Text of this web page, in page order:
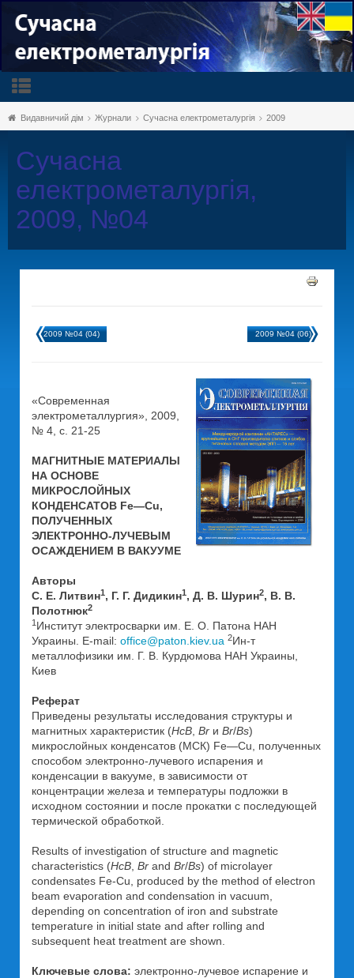
Видавничий дім Журнали Сучасна електрометалургія 2009
Сучасна
електрометалургія,
2009, №04
2009 №04 (04) 2009 №04 (06)
«Современная
электрометаллургия», 2009,
№ 4, с. 21-25
МАГНИТНЫЕ МАТЕРИАЛЫ
НА ОСНОВЕ
МИКРОСЛОЙНЫХ
КОНДЕНСАТОВ Fе—Cu,
ПОЛУЧЕННЫХ
ЭЛЕКТРОННО-ЛУЧЕВЫМ
ОСАЖДЕНИЕМ В ВАКУУМЕ
Авторы
С. Е. Литвин1, Г. Г. Дидикин1, Д. В. Шурин2, В. В.
Полотнюк2
1 Институт электросварки им. Е. О. Патона НАН
Украины. E-mail: office@paton.kiev.ua 2Ин-т
металлофизики им. Г. В. Курдюмова НАН Украины,
Киев
Реферат
Приведены результаты исследования структуры и
магнитных характеристик (HcB Br и Br/Bs)
микрослойных конденсатов (МСК) Fe—Cu, полученных
способом электронно-лучевого испарения и
конденсации в вакууме, в зависимости от
концентрации железа и температуры подложки в
исходном состоянии и после прокатки с последующей
термической обработкой.
Results of investigation of structure and magnetic
characteristics (HcB Br and Br/Bs) of microlayer
condensates Fe-Cu, produced by the method of electron
beam evaporation and condensation in vacuum,
depending on concentration of iron and substrate
temperature in initial state and after rolling and
subsequent heat treatment are shown.
Ключевые слова: электронно-лучевое испарение и